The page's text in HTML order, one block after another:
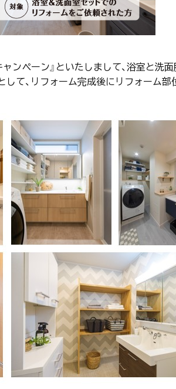
ンペーン』といたしまして、浴室と洗
て、リフォーム完成後にリフォーム